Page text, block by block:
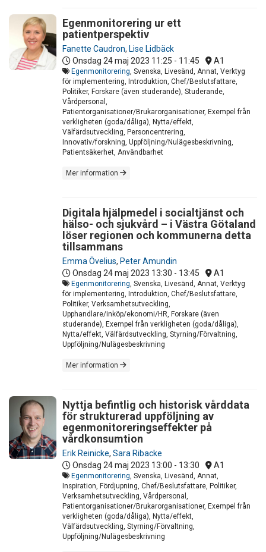
Egenmonitorering ur ett
patientperspektiv
Fanette Caudron, Lise Lidbäck
Onsdag 24 maj 2023 11:25 - 11:45 A1
Egenmonitorering , Svenska, Livesänd, Annat, Verktyg
för implementering, Introduktion, Chef/Beslutsfattare,
Politiker, Forskare (även studerande), Studerande,
Vårdpersonal,
Patientorganisationer/Brukarorganisationer, Exempel från
verkligheten (goda/dåliga), Nytta/effekt,
Välfärdsutveckling, Personcentrering,
Innovativ/forskning, Uppföljning/Nulägesbeskrivning,
Patientsäkerhet, Användbarhet
Mer information
Digitala hjälpmedel i socialtjänst och
hälso- och sjukvård – i Västra Götaland
löser regionen och kommunerna detta
tillsammans
Emma Övelius, Peter Amundin
Onsdag 24 maj 2023 13:30 - 13:45 A1
Egenmonitorering , Svenska, Livesänd, Annat, Verktyg
för implementering, Introduktion, Chef/Beslutsfattare,
Politiker, Verksamhetsutveckling,
Upphandlare/inköp/ekonomi/HR, Forskare (även
studerande), Exempel från verkligheten (goda/dåliga),
Nytta/effekt, Välfärdsutveckling, Styrning/Förvaltning,
Uppföljning/Nulägesbeskrivning
Mer information
Nyttja befintlig och historisk vårddata
för strukturerad uppföljning av
egenmonitoreringseffekter på
vårdkonsumtion
Erik Reinicke, Sara Ribacke
Onsdag 24 maj 2023 13:00 - 13:30 A1
Egenmonitorering , Svenska, Livesänd, Annat,
Inspiration, Fördjupning, Chef/Beslutsfattare, Politiker,
Verksamhetsutveckling, Vårdpersonal,
Patientorganisationer/Brukarorganisationer, Exempel från
verkligheten (goda/dåliga), Nytta/effekt,
Välfärdsutveckling, Styrning/Förvaltning,
Uppföljning/Nulägesbeskrivning